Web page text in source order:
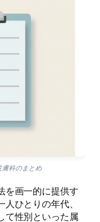
膚科のまとめ
を画一的に提供す
ひとりの年代、
て性別といった属